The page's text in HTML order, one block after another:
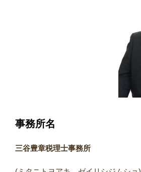
事務所名
三谷豊章税理士事務所